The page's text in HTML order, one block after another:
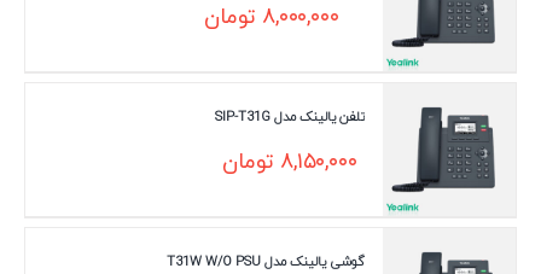
۸,۰۰۰,۰۰۰ تومان
تلفن یالینک مدل SIP-T31G
۸,۱۵۰,۰۰۰ تومان
گوشی یالینک مدل T31W W/O PSU